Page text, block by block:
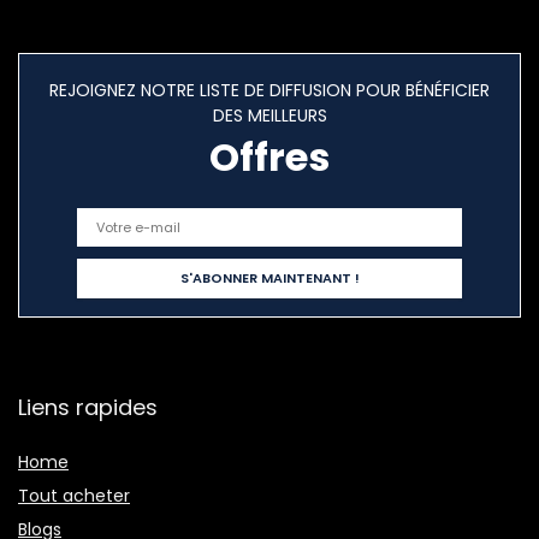
REJOIGNEZ NOTRE LISTE DE DIFFUSION POUR BÉNÉFICIER
DES MEILLEURS
Offres
Liens rapides
Home
Tout acheter
Blogs